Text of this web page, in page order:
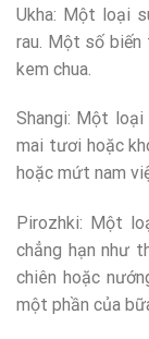
Ukha: Một loại
rau. Một số biến
kem chua.
Shangi: Một loại
mai tươi hoặc
hoặc mứt nam
Pirozhki: Một
chẳng hạn như
chiên hoặc
một phần của